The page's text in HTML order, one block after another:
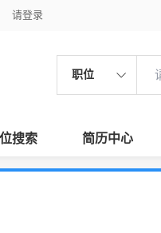
请登录
职位
搜索 简历中心